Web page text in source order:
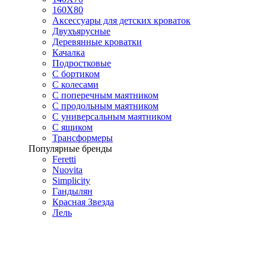
160Х80
Аксессуары для детских кроваток
Двухъярусные
Деревянные кроватки
Качалка
Подростковые
С бортиком
С колесами
С поперечным маятником
С продольным маятником
С универсальным маятником
С ящиком
Трансформеры
Популярные бренды
Feretti
Nuovita
Simplicity
Гандылян
Красная Звезда
Лель